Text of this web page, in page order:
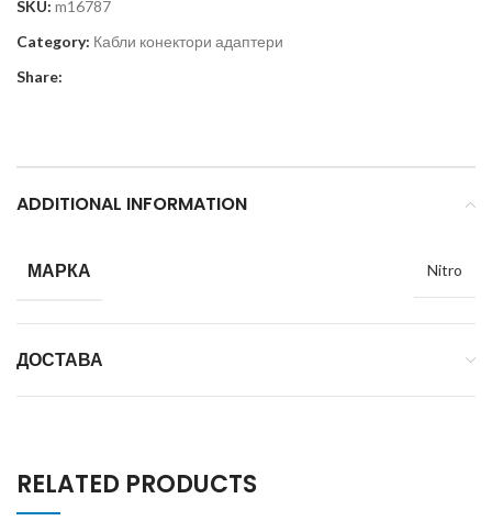
SKU: m16787
Category: Кабли конектори адаптери
Share:
ADDITIONAL INFORMATION
МАРКА Nitro
ДОСТАВА
RELATED PRODUCTS